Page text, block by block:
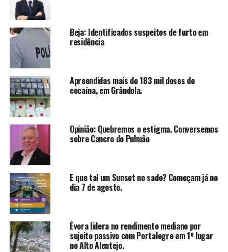
Beja: Identificados suspeitos de furto em
residência
Apreendidas mais de 183 mil doses de
cocaína, em Grândola.
Opinião: Quebremos o estigma. Conversemos
sobre Cancro do Pulmão
E que tal um Sunset no sado? Começam já no
dia 7 de agosto.
Évora lidera no rendimento mediano por
sujeito passivo com Portalegre em 1º lugar
no Alto Alentejo.